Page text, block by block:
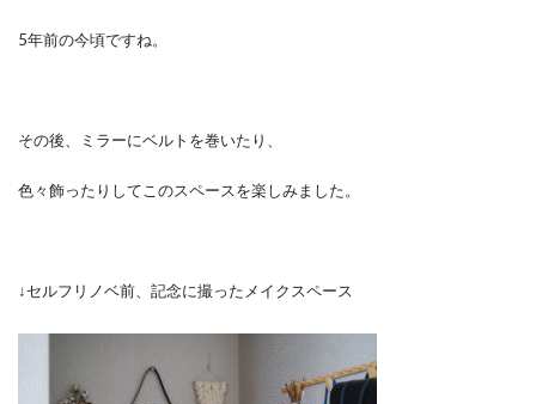
5年前の今頃ですね。
その後、ミラーにベルトを巻いたり、
色々飾ったりしてこのスペースを楽しみました。
↓セルフリノベ前、記念に撮ったメイクスペース